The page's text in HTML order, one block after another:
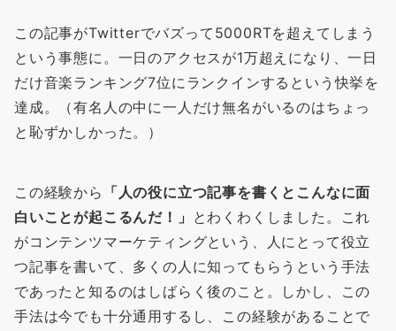
この記事がTwitterでバズって5000RTを超えてしまう
という事態に。一日のアクセスが1万超えになり、一日
だけ音楽ランキング7位にランクインするという快挙を
達成。（有名人の中に一人だけ無名がいるのはちょっ
と恥ずかしかった。）
この経験から 「人の役に立つ記事を書くとこんなに面
白いことが起こるんだ！」 とわくわくしました。これ
がコンテンツマーケティングという、人にとって役立
つ記事を書いて、多くの人に知ってもらうという手法
であったと知るのはしばらく後のこと。しかし、この
手法は今でも十分通用するし、この経験があることで